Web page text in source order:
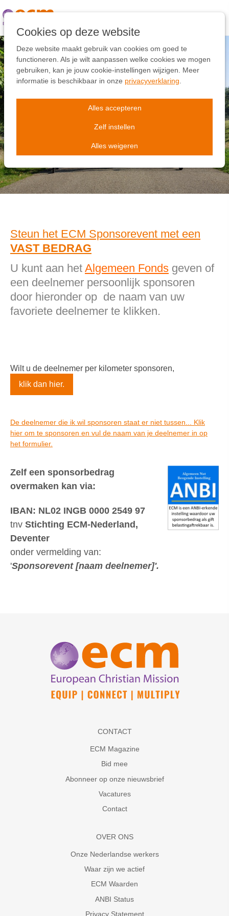
Cookies op deze website
Deze website maakt gebruik van cookies om goed te
functioneren. Als je wilt aanpassen welke cookies we mogen
gebruiken, kan je jouw cookie-instellingen wijzigen. Meer
informatie is beschikbaar in onze privacyverklaring
Alles accepteren
Zelf instellen
Alles weigeren
overslaan
naar
de
inhoud
Ga
naar
navigatie
ECM SponsorEvent
Samen in Beweging voor
het Evangelie 10 oktober
2026
Steun het ECM Sponsorevent met een
VAST BEDRAG
U kunt aan het Algemeen Fonds geven of
een deelnemer persoonlijk sponsoren
door hieronder op de naam van uw
favoriete deelnemer te klikken.
Wilt u de deelnemer per kilometer sponsoren,
klik dan hier.
De deelnemer die ik wil sponsoren staat er niet tussen... Klik
hier om te sponsoren en vul de naam van je deelnemer in op
het formulier.
Zelf een sponsorbedrag
overmaken kan via:
IBAN: NL02 INGB 0000 2549 97
tnv Stichting ECM-Nederland,
Deventer
onder vermelding van:
'Sponsorevent [naam deelnemer]'.
CONTACT
ECM Magazine
Bid mee
Abonneer op onze nieuwsbrief
Vacatures
Contact
OVER ONS
Onze Nederlandse werkers
Waar zijn we actief
ECM Waarden
ANBI Status
Privacy Statement